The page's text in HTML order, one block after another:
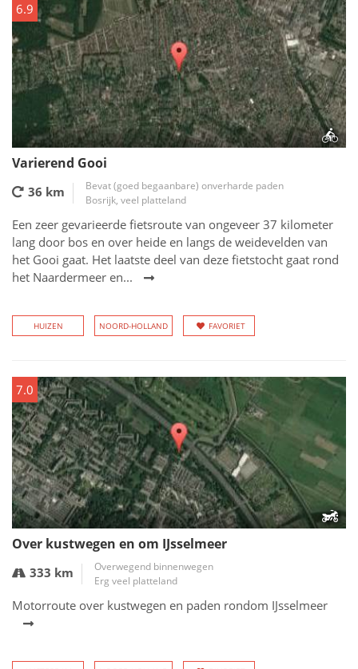
6.9
Varierend Gooi
36 km
Bevat (goed begaanbare) onverharde paden
Bosrijk, veel platteland
Een zeer gevarieerde fietsroute van ongeveer 37 kilometer
lang door bos en over heide en langs de weidevelden van
het Gooi gaat. Het laatste deel van deze fietstocht gaat rond
het Naardermeer en...
HUIZEN NOORD-HOLLAND FAVORIET
7.0
Over kustwegen en om IJsselmeer
333 km
Overwegend binnenwegen
Erg veel platteland
Motorroute over kustwegen en paden rondom IJsselmeer